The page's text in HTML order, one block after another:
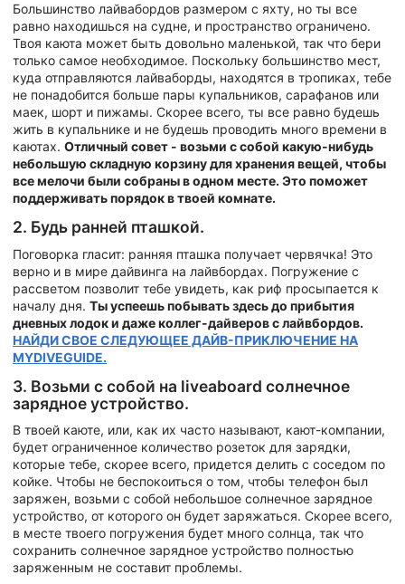
Большинство лайвабордов размером с яхту, но ты все
равно находишься на судне, и пространство ограничено.
Твоя каюта может быть довольно маленькой, так что бери
только самое необходимое. Поскольку большинство мест,
куда отправляются лайваборды, находятся в тропиках, тебе
не понадобится больше пары купальников, сарафанов или
маек, шорт и пижамы. Скорее всего, ты все равно будешь
жить в купальнике и не будешь проводить много времени в
каютах. Отличный совет - возьми с собой какую-нибудь
небольшую складную корзину для хранения вещей, чтобы
все мелочи были собраны в одном месте. Это поможет
поддерживать порядок в твоей комнате.
2. Будь ранней пташкой.
Поговорка гласит: ранняя пташка получает червячка! Это
верно и в мире дайвинга на лайвбордах. Погружение с
рассветом позволит тебе увидеть, как риф просыпается к
началу дня. Ты успеешь побывать здесь до прибытия
дневных лодок и даже коллег-дайверов с лайвбордов.
НАЙДИ СВОЕ СЛЕДУЮЩЕЕ ДАЙВ-ПРИКЛЮЧЕНИЕ НА
MYDIVEGUIDE.
3. Возьми с собой на liveaboard солнечное
зарядное устройство.
В твоей каюте, или, как их часто называют, кают-компании,
будет ограниченное количество розеток для зарядки,
которые тебе, скорее всего, придется делить с соседом по
койке. Чтобы не беспокоиться о том, чтобы телефон был
заряжен, возьми с собой небольшое солнечное зарядное
устройство, от которого он будет заряжаться. Скорее всего,
в месте твоего погружения будет много солнца, так что
сохранить солнечное зарядное устройство полностью
заряженным не составит проблемы.